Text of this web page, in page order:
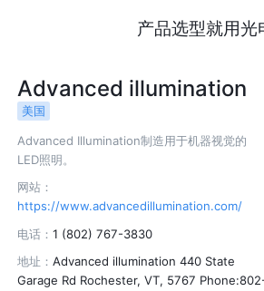
产品选型就用光
Advanced illumination
美国
Advanced Illumination制造用于机器视觉的
LED照明。
网站：
https://www.advancedillumination.com/
电话：1 (802) 767-3830
地址：Advanced illumination 440 State
Garage Rd Rochester, VT, 5767